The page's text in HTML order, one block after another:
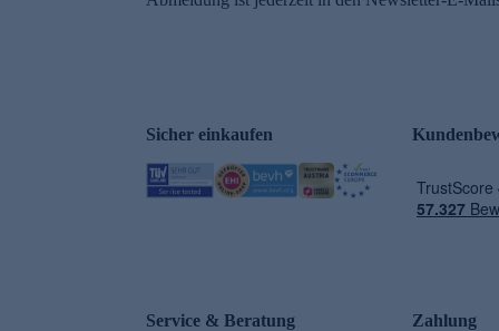
Sicher einkaufen
Service & Beratung Zahlung